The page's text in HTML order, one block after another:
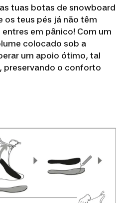
tuas botas de snowboard
teus pés já não têm
em pânico! Com um
colocado sob a
um apoio ótimo, tal
preservando o conforto